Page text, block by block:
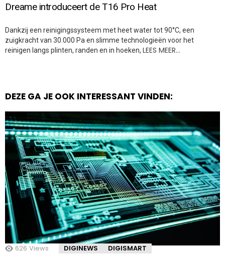
Dreame introduceert de T16 Pro Heat
Dankzij een reinigingssysteem met heet water tot 90°C, een
zuigkracht van 30.000 Pa en slimme technologieën voor het
reinigen langs plinten, randen en in hoeken, LEES MEER…
DEZE GA JE OOK INTERESSANT VINDEN:
626 Views DIGINEWS DIGISMART